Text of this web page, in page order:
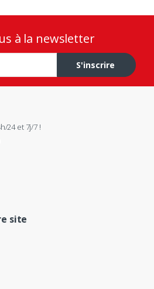
à la newsletter
S'inscrire
24 et 7j/7 !
site